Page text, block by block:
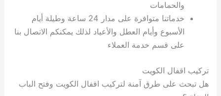
والحمامات
خدماتنا متوافرة على مدار 24 ساعة وطيلة أيام
الأسبوع وأيام العطل والأعياد لذلك يمكنكم الاتصال بنا
على قسم خدمة العملاء
تركيب اقفال الكويت
هل تبحث على طرق آمنة لتركيب اقفال الكويت وفتح الباب